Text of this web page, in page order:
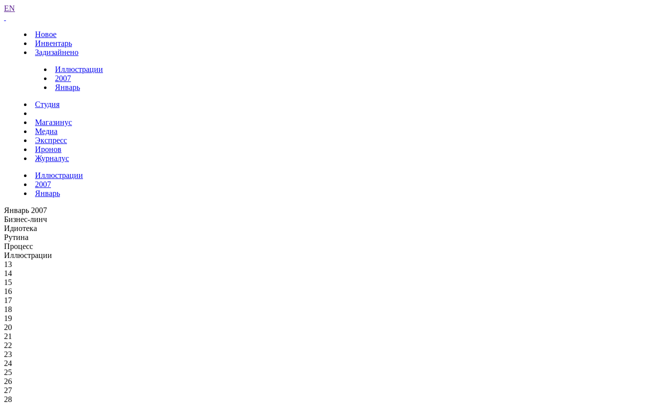
EN
Новое
Инвентарь
Задизайнено
Иллюстрации
2007
Январь
Студия
Магазинус
Медиа
Экспресс
Иронов
Журналус
Иллюстрации
2007
Январь
Январь 2007
Бизнес-линч
Идиотека
Рутина
Процесс
Иллюстрации
13
14
15
16
17
18
19
20
21
22
23
24
25
26
27
28